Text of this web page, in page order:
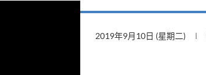
2019年9月10日 (星期二)